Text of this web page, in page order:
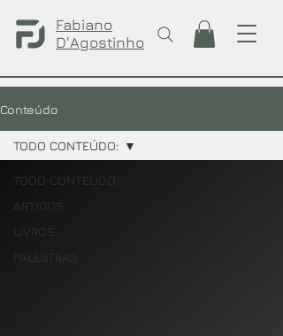
Fabiano
D'Agostinho
Conteúdo
TODO CONTEÚDO:
ARTIGOS
LIVROS
PALESTRAS
TODO CONTEÚDO: